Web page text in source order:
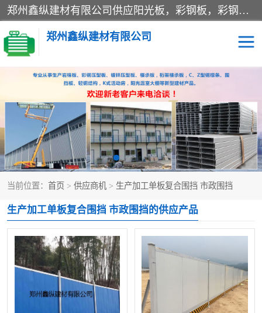
郑州鑫纵建材有限公司供应阳光板，彩钢板，彩钢钢构工程是一家集生产销售租赁安装于一体的企业，主要生产PC采光板，耐力板，仿古琉璃采光板，岩棉板、彩钢压型板、镀锌压型板、桁架楼承板，C、Z型钢檩条、围挡板、轻钢结构，阳光温室大棚等新型建材产品。公司旗下有多台移动式高空压瓦机租赁，承接全国各地业务，专业对外租赁各种型号压瓦机。
郑州鑫纵建材有限公司
当前位置： 首页 > 供应商机 > 生产加工单板复合围挡 市政围挡
生产加工单板复合围挡 市政围挡的供应产品
高空瓦机租赁 ASA合成树脂仿古瓦
CZ型钢 FRP采光板
PC多层板 PC耐力板
建筑围挡 楼层板
新型活动房 压型彩钢板
岩棉板 钢结构配件
围挡 彩钢板
生产加工单板复合围挡 市